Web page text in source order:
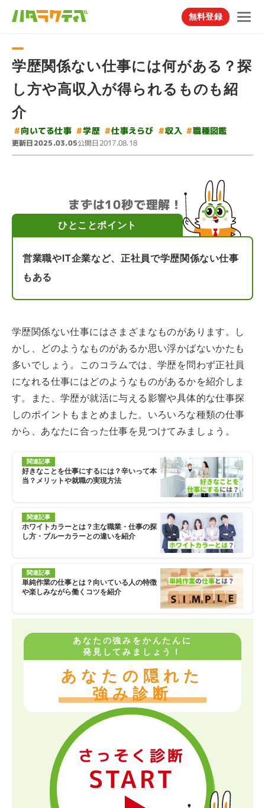
無料登録
学歴関係ない仕事には何がある？探
し方や高収入が得られるものも紹
介
#向いてる仕事 #学歴 #仕事えらび #収入 #職種図鑑
更新日2025.03.05公開日2017.08.18
まずは10秒で理解！
ひとことポイント
営業職やIT企業など、正社員で学歴関係ない仕事
もある
学歴関係ない仕事にはさまざまなものがあります。し
かし、どのようなものがあるか思い浮かばないかたも
多いでしょう。このコラムでは、学歴を問わず正社員
になれる仕事にはどのようなものがあるかを紹介しま
す。また、学歴が就活に与える影響や具体的な仕事探
しのポイントもまとめました。いろいろな種類の仕事
から、あなたに合った仕事を見つけてみましょう。
関連記事
好きなことを仕事にするには？辛いって本
当？メリットや就職の実現方法
関連記事
ホワイトカラーとは？主な職業・仕事の探
し方・ブルーカラーとの違いを紹介
関連記事
単純作業の仕事とは？向いている人の特徴
や楽しみながら働くコツを紹介
あなたの強みをかんたんに
発見してみましょう！
あなたの隠れた
強み診断
さっそく診断
START